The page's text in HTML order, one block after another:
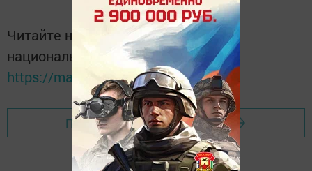
Читайте новости Татарстана в
национальном мессенджере MАХ:
https://max.ru/tatmedia
Перейти на страницу новости